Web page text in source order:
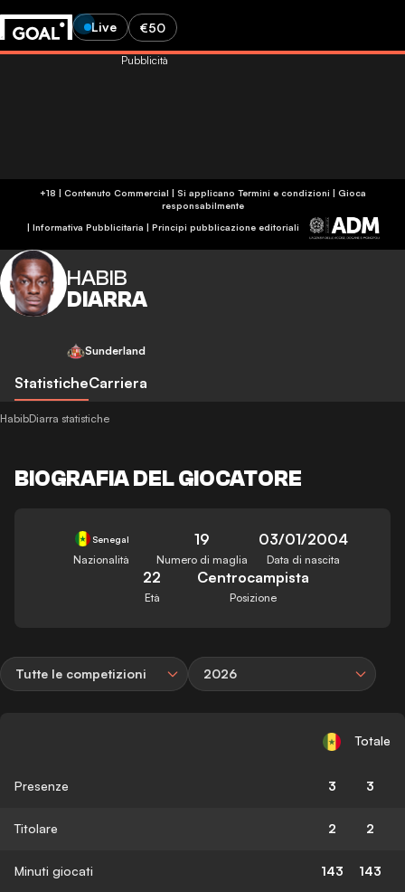
Live €50
+18 | Contenuto Commercial | Si applicano Termini e condizioni | Gioca
responsabilmente
| Informativa Pubblicitaria | Principi pubblicazione editoriali
Pubblicità
HABIB
DIARRA
Sunderland
StatisticheCarriera
HabibDiarra statistiche
BIOGRAFIA DEL GIOCATORE
Senegal
Nazionalità
19
Numero di maglia
03/01/2004
Data di nascita
22
Età
Centrocampista
Posizione
Tutte le competizioni 2026
Totale
Presenze 3 3
Titolare 2 2
Minuti giocati 143 143